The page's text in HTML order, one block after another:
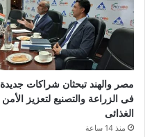
مصر والهند تبحثان شراكات جديدة
فى الزراعة والتصنيع لتعزيز الأمن
الغذائى
منذ 14 ساعة